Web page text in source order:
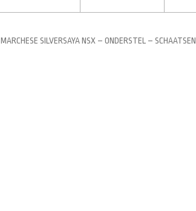
MARCHESE SILVERSAYA NSX – ONDERSTEL – SCHAATSEN